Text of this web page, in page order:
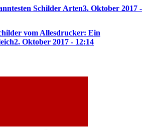
Schilder Arten3. Oktober 2017 -
vom Allesdrucker: Ein
2. Oktober 2017 - 12:14